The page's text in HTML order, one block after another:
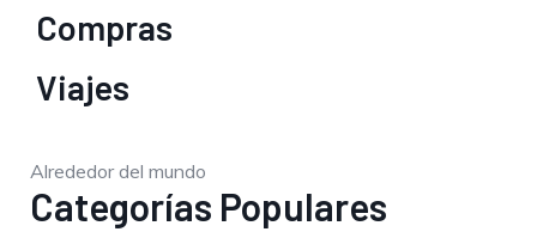
Compras
Viajes
Alrededor del mundo
Categorías Populares